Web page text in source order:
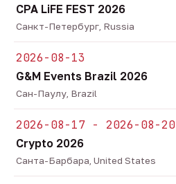
CPA LiFE FEST 2026
Санкт-Петербург, Russia
2026-08-13
G&M Events Brazil 2026
Сан-Паулу, Brazil
2026-08-17 - 2026-08-20
Crypto 2026
Санта-Барбара, United States